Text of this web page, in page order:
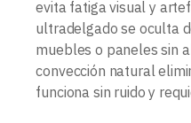
evita fatiga visual y
ultradelgado se oculta
muebles o paneles sin
convección natural
funciona sin ruido y